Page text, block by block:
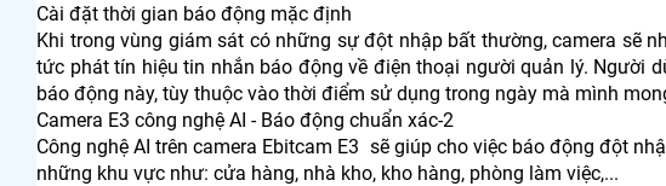
Cài đặt thời gian báo động mặc định
Khi trong vùng giám sát có những sự đột nhập bất thường, camera sẽ
tức phát tín hiệu tin nhắn báo động về điện thoại người quản lý. Người
báo động này, tùy thuộc vào thời điểm sử dụng trong ngày mà mình
Camera E3 công nghệ AI - Báo động chuẩn xác-2
Công nghệ AI trên camera Ebitcam E3 sẽ giúp cho việc báo động đột
những khu vực như: cửa hàng, nhà kho, kho hàng, phòng làm việc,...